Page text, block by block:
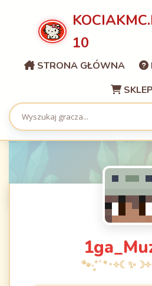
10
STRONA GŁÓWNA
SKLEP